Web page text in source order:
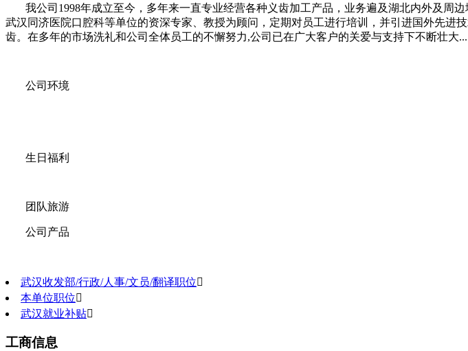
我公司1998年成立至今，多年来一直专业经营各种义齿加工产品，业务遍及湖北内外及周
武汉同济医院口腔科等单位的资深专家、教授为顾问，定期对员工进行培训，并引进国外先
齿。在多年的市场洗礼和公司全体员工的不懈努力,公司已在广大客户的关爱与支持下不断壮大
公司环境
生日福利
团队旅游
公司产品
武汉收发部/行政/人事/文员/翻译职位
本单位职位
武汉就业补贴
工商信息